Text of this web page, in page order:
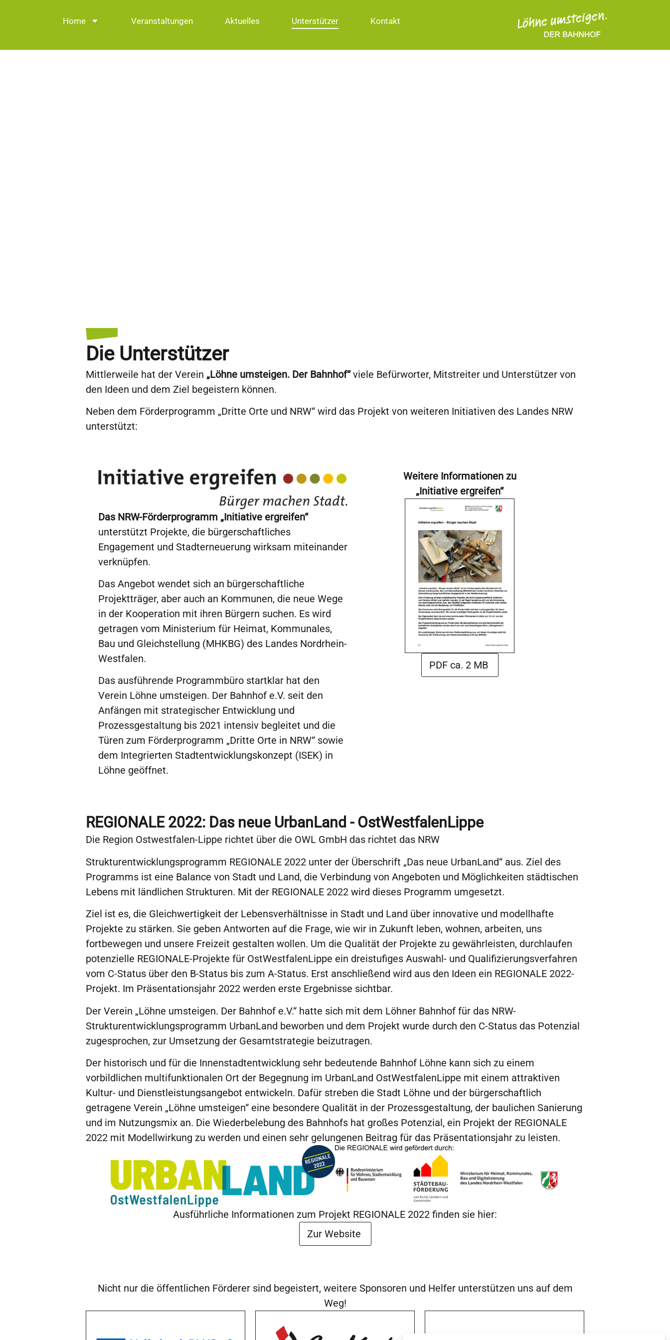
Home Veranstaltungen Aktuelles Unterstützer Kontakt
Die Unterstützer
Mittlerweile hat der Verein „Löhne umsteigen. Der Bahnhof“viele Befürworter, Mitstreiter und Unterstützer von
den Ideen und dem Ziel begeistern können.
Neben dem Förderprogramm „Dritte Orte und NRW“ wird das Projekt von weiteren Initiativen des Landes NRW
unterstützt:
Das NRW-Förderprogramm „Initiative ergreifen“
unterstützt Projekte, die bürgerschaftliches
Engagement und Stadterneuerung wirksam miteinander
verknüpfen.
Das Angebot wendet sich an bürgerschaftliche
Projektträger, aber auch an Kommunen, die neue Wege
in der Kooperation mit ihren Bürgern suchen. Es wird
getragen vom Ministerium für Heimat, Kommunales,
Bau und Gleichstellung (MHKBG) des Landes Nordrhein-
Westfalen.
Das ausführende Programmbüro startklar hat den
Verein Löhne umsteigen. Der Bahnhof e.V. seit den
Anfängen mit strategischer Entwicklung und
Prozessgestaltung bis 2021 intensiv begleitet und die
Türen zum Förderprogramm „Dritte Orte in NRW“ sowie
dem Integrierten Stadtentwicklungskonzept (ISEK) in
Löhne geöffnet.
Weitere Informationen zu
„Initiative ergreifen“
PDF ca. 2 MB
REGIONALE 2022: Das neue UrbanLand - OstWestfalenLippe
Die Region Ostwestfalen-Lippe richtet über die OWL GmbH das richtet das NRW
Strukturentwicklungsprogramm REGIONALE 2022 unter der Überschrift „Das neue UrbanLand“ aus. Ziel des
Programms ist eine Balance von Stadt und Land, die Verbindung von Angeboten und Möglichkeiten städtischen
Lebens mit ländlichen Strukturen. Mit der REGIONALE 2022 wird dieses Programm umgesetzt.
Ziel ist es, die Gleichwertigkeit der Lebensverhältnisse in Stadt und Land über innovative und modellhafte
Projekte zu stärken. Sie geben Antworten auf die Frage, wie wir in Zukunft leben, wohnen, arbeiten, uns
fortbewegen und unsere Freizeit gestalten wollen. Um die Qualität der Projekte zu gewährleisten, durchlaufen
potenzielle REGIONALE-Projekte für OstWestfalenLippe ein dreistufiges Auswahl- und Qualifizierungsverfahren
vom C-Status über den B-Status bis zum A-Status. Erst anschließend wird aus den Ideen ein REGIONALE 2022-
Projekt. Im Präsentationsjahr 2022 werden erste Ergebnisse sichtbar.
Der Verein „Löhne umsteigen. Der Bahnhof e.V.“ hatte sich mit dem Löhner Bahnhof für das NRW-
Strukturentwicklungsprogramm UrbanLand beworben und dem Projekt wurde durch den C-Status das Potenzial
zugesprochen, zur Umsetzung der Gesamtstrategie beizutragen.
Der historisch und für die Innenstadtentwicklung sehr bedeutende Bahnhof Löhne kann sich zu einem
vorbildlichen multifunktionalen Ort der Begegnung im UrbanLand OstWestfalenLippe mit einem attraktiven
Kultur- und Dienstleistungsangebot entwickeln. Dafür streben die Stadt Löhne und der bürgerschaftlich
getragene Verein „Löhne umsteigen“ eine besondere Qualität in der Prozessgestaltung, der baulichen Sanierung
und im Nutzungsmix an. Die Wiederbelebung des Bahnhofs hat großes Potenzial, ein Projekt der REGIONALE
2022 mit Modellwirkung zu werden und einen sehr gelungenen Beitrag für das Präsentationsjahr zu leisten.
Ausführliche Informationen zum Projekt REGIONALE 2022 finden sie hier:
Zur Website
Nicht nur die öffentlichen Förderer sind begeistert, weitere Sponsoren und Helfer unterstützen uns auf dem
Weg!